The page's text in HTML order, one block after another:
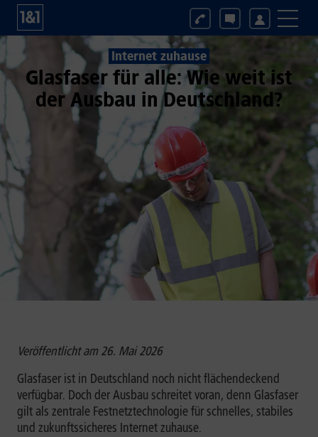
Internet zuhause
Glasfaser für alle: Wie weit ist
der Ausbau in Deutschland?
Veröffentlicht am 26. Mai 2026
Glasfaser ist in Deutschland noch nicht flächendeckend
verfügbar. Doch der Ausbau schreitet voran, denn Glasfaser
gilt als zentrale Festnetztechnologie für schnelles, stabiles
und zukunftssicheres Internet zuhause.